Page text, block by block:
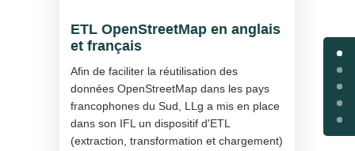
ETL OpenStreetMap en anglais
et français
Afin de faciliter la réutilisation des
données OpenStreetMap dans les pays
francophones du Sud, LLg a mis en place
dans son IFL un dispositif d'ETL
(extraction, transformation et chargement)